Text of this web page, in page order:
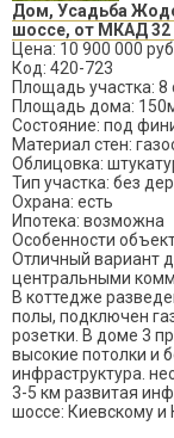
Дом, Усадьба
шоссе, от МКАД 32
Цена: 10 900 000 руб.
Код: 420-723
Площадь участка: 8
Площадь дома:
Состояние: под
Материал стен:
Облицовка:
Тип участка: без
Охрана: есть
Ипотека: возможна
Особенности
Отличный вариант
центральными
В коттедже
полы, подключен
розетки. В доме 3
высокие потолки и
инфраструктура.
3-5 км развитая
шоссе: Киевскому и